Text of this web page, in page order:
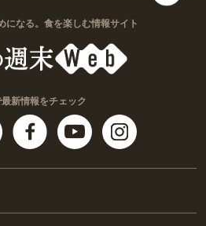
になる。食を楽しむ情報サイト
最新情報をチェック